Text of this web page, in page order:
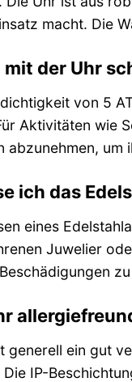
macht. Die
mit der Uhr
von 5
Aktivitäten wie
abzunehmen,
ich das
eines
Juwelier
generell ein gut
IP-